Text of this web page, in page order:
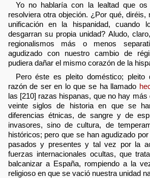
Yo no hablaría con la lealtad que
resolviera otra objeción. ¿Por qué, diréis,
unificación en la hispanidad, cuando
desgarran su propia unidad? Aludo,
regionalismos más o menos
agudizado con nuestro cambio de
pudiera dañar el mismo corazón de la
Pero éste es pleito doméstico; pleito
razón de ser en lo que se ha llamado
las [210] razas hispanas, que no hay más
veinte siglos de historia en que se
diferencias étnicas, de sangre y de
invasores, sino de cultura, de
históricos; pero que se han agudizado
pasados y presentes y tal vez por la
fuerzas internacionales ocultas, que
balcanizar a España, rompiendo a la
religioso en que se vació nuestra unidad